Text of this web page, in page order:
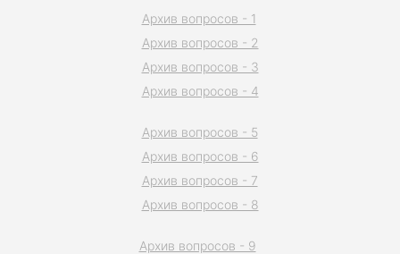
Архив вопросов - 1
Архив вопросов - 2
Архив вопросов - 3
Архив вопросов - 4
Архив вопросов - 5
Архив вопросов - 6
Архив вопросов - 7
Архив вопросов - 8
Архив вопросов - 9